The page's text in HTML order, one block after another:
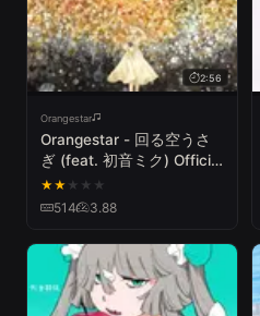
2:56
Orangestar
Orangestar - 回る空うさ
ぎ (feat. 初音ミク) Official
Video
★★ ★ ★ ★
514 3.88